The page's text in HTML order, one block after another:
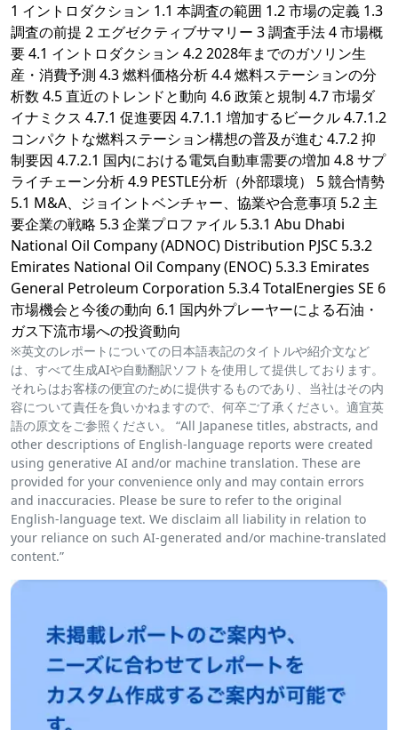
1 イントロダクション 1.1 本調査の範囲 1.2 市場の定義 1.3
調査の前提 2 エグゼクティブサマリー 3 調査手法 4 市場概
要 4.1 イントロダクション 4.2 2028年までのガソリン生
産・消費予測 4.3 燃料価格分析 4.4 燃料ステーションの分
析数 4.5 直近のトレンドと動向 4.6 政策と規制 4.7 市場ダ
イナミクス 4.7.1 促進要因 4.7.1.1 増加するビークル 4.7.1.2
コンパクトな燃料ステーション構想の普及が進む 4.7.2 抑
制要因 4.7.2.1 国内における電気自動車需要の増加 4.8 サプ
ライチェーン分析 4.9 PESTLE分析（外部環境） 5 競合情勢
5.1 M&A、ジョイントベンチャー、協業や合意事項 5.2 主
要企業の戦略 5.3 企業プロファイル 5.3.1 Abu Dhabi
National Oil Company (ADNOC) Distribution PJSC 5.3.2
Emirates National Oil Company (ENOC) 5.3.3 Emirates
General Petroleum Corporation 5.3.4 TotalEnergies SE 6
市場機会と今後の動向 6.1 国内外プレーヤーによる石油・
ガス下流市場への投資動向
※英文のレポートについての日本語表記のタイトルや紹介文など
は、すべて生成AIや自動翻訳ソフトを使用して提供しております。
それらはお客様の便宜のために提供するものであり、当社はその内
容について責任を負いかねますので、何卒ご了承ください。適宜英
語の原文をご参照ください。 “All Japanese titles, abstracts, and
other descriptions of English-language reports were created
using generative AI and/or machine translation. These are
provided for your convenience only and may contain errors
and inaccuracies. Please be sure to refer to the original
English-language text. We disclaim all liability in relation to
your reliance on such AI-generated and/or machine-translated
content.”